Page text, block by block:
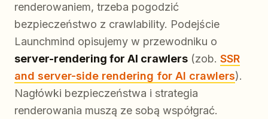
renderowaniem, trzeba pogodzić
bezpieczeństwo z crawlability. Podejście
Launchmind opisujemy w przewodniku o
server-rendering for AI crawlers (zob. SSR
and server-side rendering for AI crawlers).
Nagłówki bezpieczeństwa i strategia
renderowania muszą ze sobą współgrać.